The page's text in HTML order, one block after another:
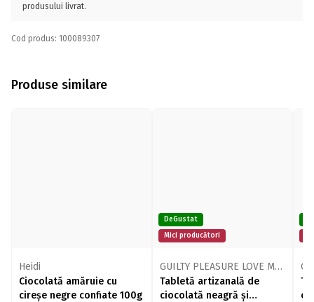
produsului livrat.
Cod produs: 100089307
Produse similare
Heidi
Ciocolată amăruie cu
cireșe negre confiate 100g
DeGustat
Mici producători
GUILTY PLEASURE LOVE MADE CHOCOLATE
Tabletă artizanală de
ciocolată neagră și